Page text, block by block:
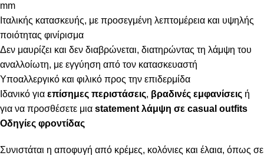
mm
Ιταλικής κατασκευής, με προσεγμένη λεπτομέρεια και υψηλής
ποιότητας φινίρισμα
Δεν μαυρίζει και δεν διαβρώνεται, διατηρώντας τη λάμψη του
αναλλοίωτη, με εγγύηση από τον κατασκευαστή
Υποαλλεργικό και φιλικό προς την επιδερμίδα
Ιδανικό για επίσημες περιστάσεις, βραδινές εμφανίσεις ή
για να προσθέσετε μια statement λάμψη σε casual outfits
Οδηγίες φροντίδας
Συνιστάται η αποφυγή από κρέμες, κολόνιες και έλαια, όπως σε